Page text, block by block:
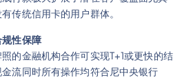
传统信用卡的用户群体。
性保障
的金融机构合作可实现T+1或更快的结
流同时所有操作均符合尼中央银行